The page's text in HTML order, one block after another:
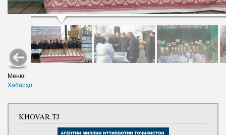
Меню:
Хабарҳо
KHOVAR.TJ